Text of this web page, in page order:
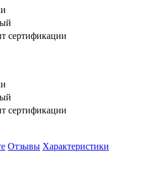
сертификации
сертификации
Отзывы Характеристики